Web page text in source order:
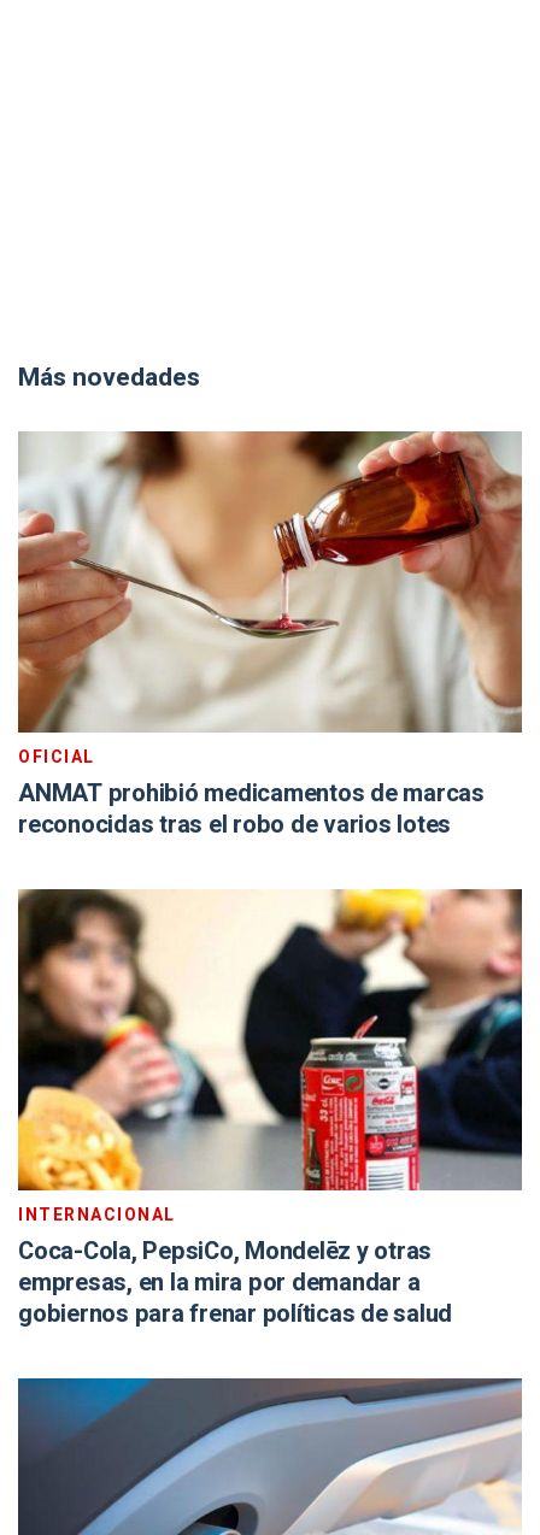
Más novedades
OFICIAL
ANMAT prohibió medicamentos de marcas
reconocidas tras el robo de varios lotes
INTERNACIONAL
Coca-Cola, PepsiCo, Mondelēz y otras
empresas, en la mira por demandar a
gobiernos para frenar políticas de salud